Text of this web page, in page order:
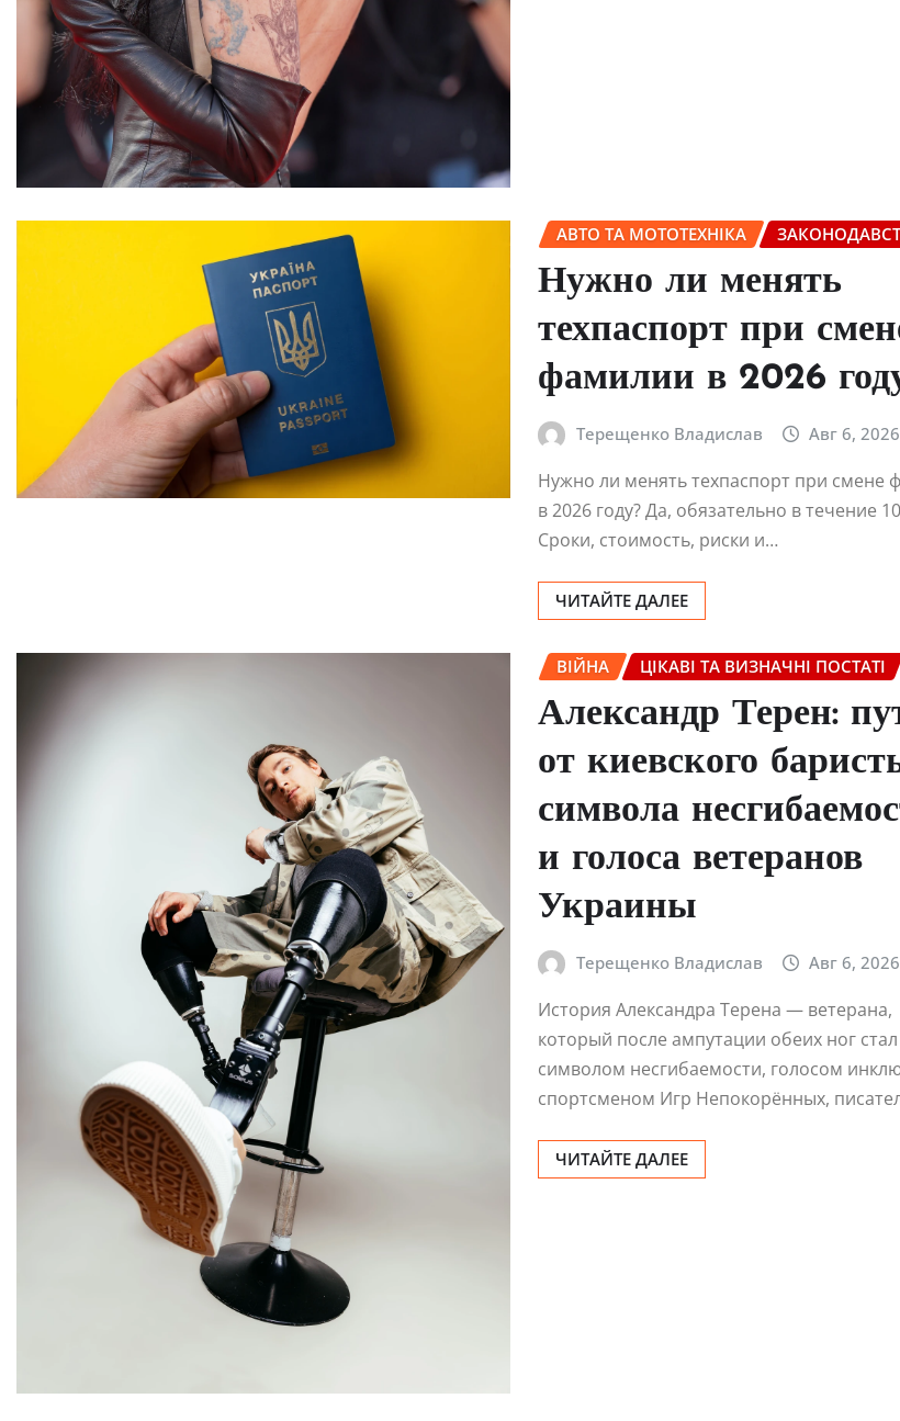
АВТО ТА МОТОТЕХНІКА
Нужно ли менять
техпаспорт при
фамилии в 2026
Терещенко Владислав Авг 6, 2026
Нужно ли менять техпаспорт при смене
в 2026 году? Да, обязательно в течение
Сроки, стоимость, риски и…
ЧИТАЙТЕ ДАЛЕЕ
ВІЙНА ЦІКАВІ ТА ВИЗНАЧНІ ПОСТАТІ
Александр Терен:
от киевского
символа
и голоса ветеранов
Украины
Терещенко Владислав Авг 6, 2026
История Александра Терена — ветерана,
который после ампутации обеих ног стал
символом несгибаемости, голосом
спортсменом Игр Непокорённых,
ЧИТАЙТЕ ДАЛЕЕ